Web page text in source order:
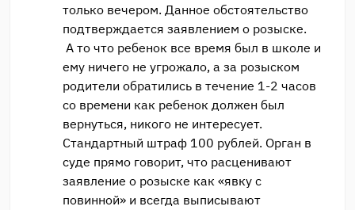
только вечером. Данное обстоятельство
подтверждается заявлением о розыске.
А то что ребенок все время был в школе и
ему ничего не угрожало, а за розыском
родители обратились в течение 1-2 часов
со времени как ребенок должен был
вернуться, никого не интересует.
Стандартный штраф 100 рублей. Орган в
суде прямо говорит, что расценивают
заявление о розыске как «явку с
повинной» и всегда выписывают